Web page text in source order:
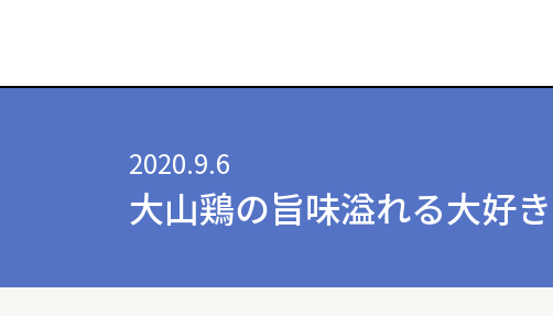
2020.9.6
大山鶏の旨味溢れる大好